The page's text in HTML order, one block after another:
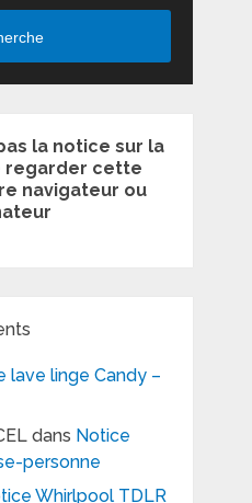
la notice sur la
regarder cette
navigateur ou
lave linge Candy –
dans Notice
personne
Whirlpool TDLR